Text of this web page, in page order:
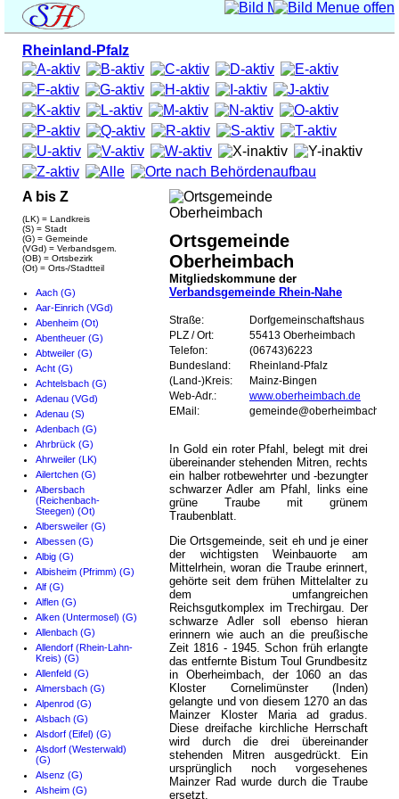
Rheinland-Pfalz
A bis Z
(LK) = Landkreis
(S) = Stadt
(G) = Gemeinde
(VGd) = Verbandsgem.
(OB) = Ortsbezirk
(Ot) = Orts-/Stadtteil
Aach (G)
Aar-Einrich (VGd)
Abenheim (Ot)
Abentheuer (G)
Abtweiler (G)
Acht (G)
Achtelsbach (G)
Adenau (VGd)
Adenau (S)
Adenbach (G)
Ahrbrück (G)
Ahrweiler (LK)
Ailertchen (G)
Albersbach
(Reichenbach-
Steegen) (Ot)
Albersweiler (G)
Albessen (G)
Albig (G)
Albisheim (Pfrimm) (G)
Alf (G)
Alflen (G)
Alken (Untermosel) (G)
Allenbach (G)
Allendorf (Rhein-Lahn-
Kreis) (G)
Allenfeld (G)
Almersbach (G)
Alpenrod (G)
Alsbach (G)
Alsdorf (Eifel) (G)
Alsdorf (Westerwald)
(G)
Alsenz (G)
Alsheim (G)
Ortsgemeinde
Oberheimbach
Mitgliedskommune der
Verbandsgemeinde Rhein-Nahe
Straße:
Dorfgemeinschaftshaus
PLZ / Ort:
55413 Oberheimbach
Telefon:
(06743)6223
Bundesland:
Rheinland-Pfalz
(Land-)Kreis:
Mainz-Bingen
Web-Adr.:
www.oberheimbach.de
EMail:
gemeinde@oberheimbach.de
In Gold ein roter Pfahl, belegt mit drei
übereinander stehenden Mitren, rechts
ein halber rotbewehrter und -bezungter
schwarzer Adler am Pfahl, links eine
grüne Traube mit grünem
Traubenblatt.
Die Ortsgemeinde, seit eh und je einer
der wichtigsten Weinbauorte am
Mittelrhein, woran die Traube erinnert,
gehörte seit dem frühen Mittelalter zu
dem umfangreichen
Reichsgutkomplex im Trechirgau. Der
schwarze Adler soll ebenso hieran
erinnern wie auch an die preußische
Zeit 1816 - 1945. Schon früh erlangte
das entfernte Bistum Toul Grundbesitz
in Oberheimbach, der 1060 an das
Kloster Cornelimünster (Inden)
gelangte und von diesem 1270 an das
Mainzer Kloster Maria ad gradus.
Diese dreifache kirchliche Herrschaft
wird durch die drei übereinander
stehenden Mitren ausgedrückt. Ein
ursprünglich noch vorgesehenes
Mainzer Rad wurde durch die Traube
ersetzt.